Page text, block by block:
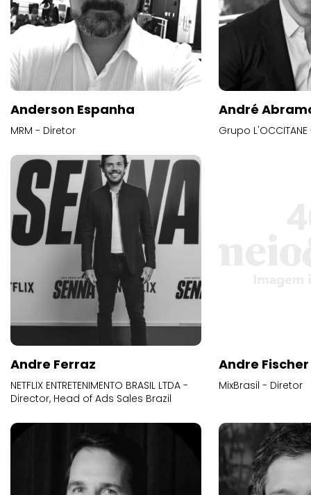
Anderson Espanha
MRM - Diretor
André
Grupo
Andre Ferraz
NETFLIX ENTRETENIMENTO BRASIL LTDA -
Director, Head of Ads Sales Brazil
Andre Fischer
MixBrasil - Diretor